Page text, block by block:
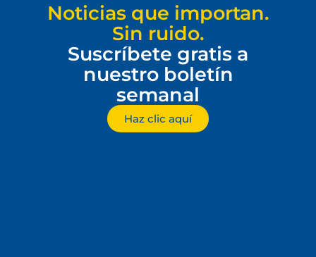
Noticias que importan.
Sin ruido.
Suscríbete gratis a
nuestro boletín
semanal
Haz clic aquí